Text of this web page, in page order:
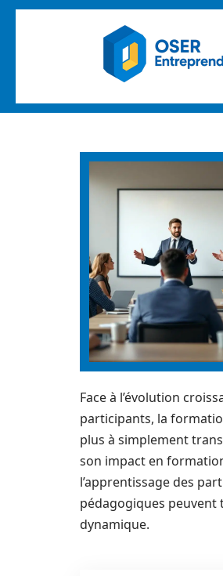
Face à l’évolution
participants, la
plus à simplement
son impact en
l’apprentissage des
pédagogiques
dynamique.